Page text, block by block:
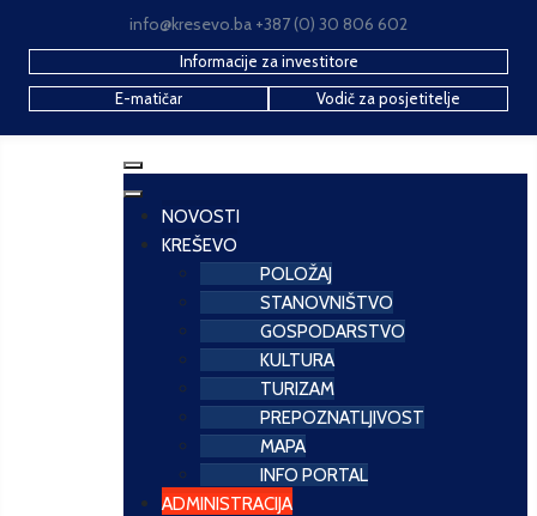
info@kresevo.ba +387 (0) 30 806 602
Informacije za investitore
E-matičar
Vodič za posjetitelje
NOVOSTI
KREŠEVO
POLOŽAJ
STANOVNIŠTVO
GOSPODARSTVO
KULTURA
TURIZAM
PREPOZNATLJIVOST
MAPA
INFO PORTAL
ADMINISTRACIJA